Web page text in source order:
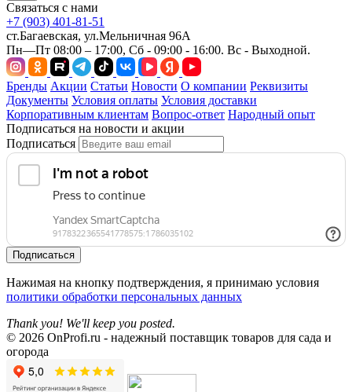
Связаться с нами
+7 (903) 401-81-51
ст.Багаевская, ул.Мельничная 96А
Пн—Пт 08:00 – 17:00, Сб - 09:00 - 16:00. Вс - Выходной.
Бренды Акции Статьи Новости О компании Реквизиты
Документы Условия оплаты Условия доставки
Корпоративным клиентам Вопрос-ответ Народный опыт
Подписаться на новости и акции
Подписаться
Подписаться
Нажимая на кнопку подтверждения, я принимаю условия
политики обработки персональных данных
Thank you! We'll keep you posted.
© 2026 OnProfi.ru - надежный поставщик товаров для сада и
огорода